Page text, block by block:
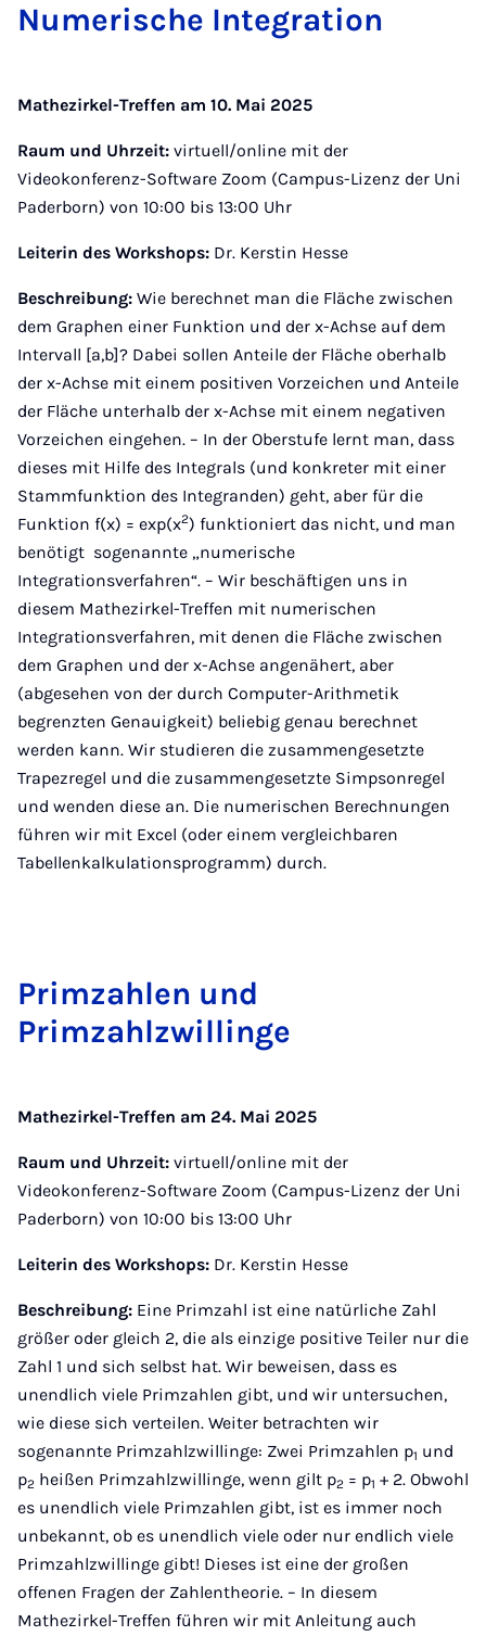
Nu­merische In­teg­ra­tion
Mathezirkel-Treffen am 10. Mai 2025
Raum und Uhrzeit: virtuell/online mit der
Videokonferenz-Software Zoom (Campus-Lizenz der Uni
Paderborn) von 10:00 bis 13:00 Uhr
Leiterin des Workshops: Dr. Kerstin Hesse
Beschreibung: Wie berechnet man die Fläche zwischen
dem Graphen einer Funktion und der x-Achse auf dem
Intervall [a,b]? Dabei sollen Anteile der Fläche oberhalb
der x-Achse mit einem positiven Vorzeichen und Anteile
der Fläche unterhalb der x-Achse mit einem negativen
Vorzeichen eingehen. – In der Oberstufe lernt man, dass
dieses mit Hilfe des Integrals (und konkreter mit einer
Stammfunktion des Integranden) geht, aber für die
Funktion f(x) = exp(x2) funktioniert das nicht, und man
benötigt sogenannte „numerische
Integrationsverfahren“. – Wir beschäftigen uns in
diesem Mathezirkel-Treffen mit numerischen
Integrationsverfahren, mit denen die Fläche zwischen
dem Graphen und der x-Achse angenähert, aber
(abgesehen von der durch Computer-Arithmetik
begrenzten Genauigkeit) beliebig genau berechnet
werden kann. Wir studieren die zusammengesetzte
Trapezregel und die zusammengesetzte Simpsonregel
und wenden diese an. Die numerischen Berechnungen
führen wir mit Excel (oder einem vergleichbaren
Tabellenkalkulationsprogramm) durch.
Primzah­len und
Primzahlzwill­inge
Mathezirkel-Treffen am 24. Mai 2025
Raum und Uhrzeit: virtuell/online mit der
Videokonferenz-Software Zoom (Campus-Lizenz der Uni
Paderborn) von 10:00 bis 13:00 Uhr
Leiterin des Workshops: Dr. Kerstin Hesse
Beschreibung: Eine Primzahl ist eine natürliche Zahl
größer oder gleich 2, die als einzige positive Teiler nur die
Zahl 1 und sich selbst hat. Wir beweisen, dass es
unendlich viele Primzahlen gibt, und wir untersuchen,
wie diese sich verteilen. Weiter betrachten wir
sogenannte Primzahlzwillinge: Zwei Primzahlen p1 und
p2 heißen Primzahlzwillinge, wenn gilt p2 = p1 + 2. Obwohl
es unendlich viele Primzahlen gibt, ist es immer noch
unbekannt, ob es unendlich viele oder nur endlich viele
Primzahlzwillinge gibt! Dieses ist eine der großen
offenen Fragen der Zahlentheorie. – In diesem
Mathezirkel-Treffen führen wir mit Anleitung auch